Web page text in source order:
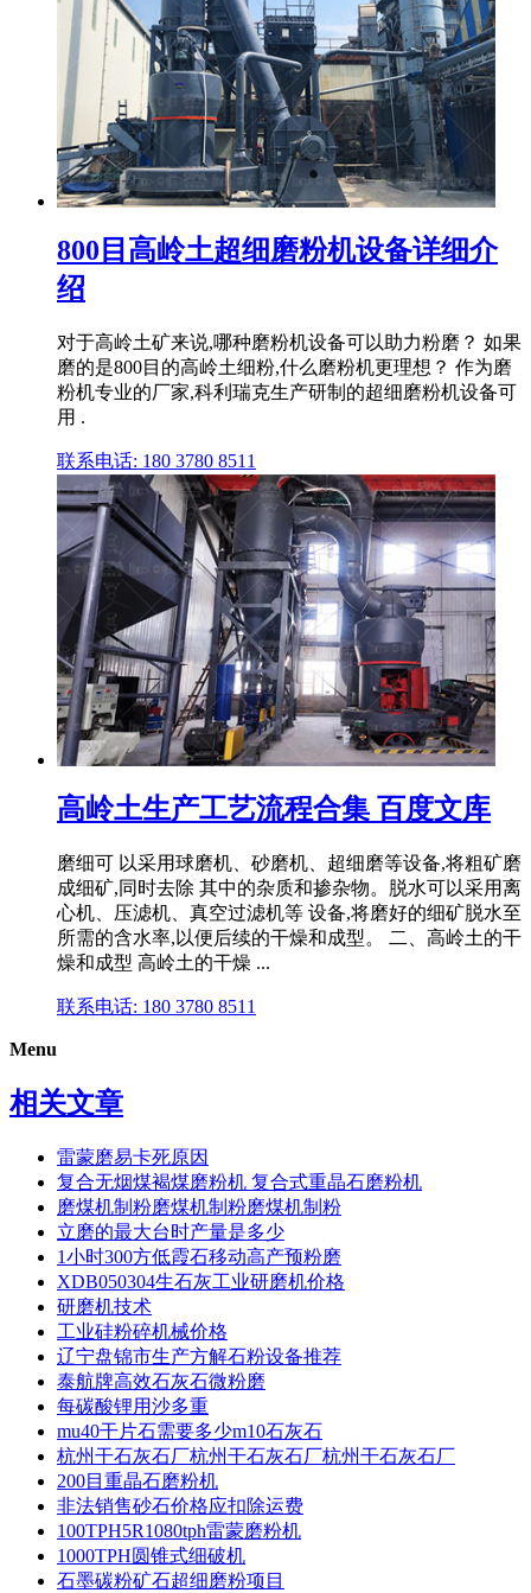
800目高岭土超细磨粉机设备详细介
绍
对于高岭土矿来说,哪种磨粉机设备可以助力粉磨？ 如果
磨的是800目的高岭土细粉,什么磨粉机更理想？ 作为磨
粉机专业的厂家,科利瑞克生产研制的超细磨粉机设备可
用 .
联系电话: 180 3780 8511
高岭土生产工艺流程合集 百度文库
磨细可 以采用球磨机、砂磨机、超细磨等设备,将粗矿磨
成细矿,同时去除 其中的杂质和掺杂物。脱水可以采用离
心机、压滤机、真空过滤机等 设备,将磨好的细矿脱水至
所需的含水率,以便后续的干燥和成型。 二、高岭土的干
燥和成型 高岭土的干燥 ...
联系电话: 180 3780 8511
Menu
相关文章
雷蒙磨易卡死原因
复合无烟煤褐煤磨粉机 复合式重晶石磨粉机
磨煤机制粉磨煤机制粉磨煤机制粉
立磨的最大台时产量是多少
1小时300方低霞石移动高产预粉磨
XDB050304生石灰工业研磨机价格
研磨机技术
工业硅粉碎机械价格
辽宁盘锦市生产方解石粉设备推荐
泰航牌高效石灰石微粉磨
每碳酸锂用沙多重
mu40干片石需要多少m10石灰石
杭州干石灰石厂杭州干石灰石厂杭州干石灰石厂
200目重晶石磨粉机
非法销售砂石价格应扣除运费
100TPH5R1080tph雷蒙磨粉机
1000TPH圆锥式细破机
石墨碳粉矿石超细磨粉项目